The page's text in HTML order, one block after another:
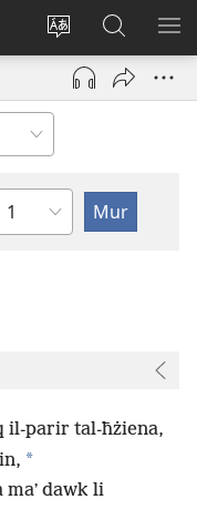
Biddel
lingwa
Illoggja
(opens
window)
Fittex
f’JW.ORG
Kapitlu
il-parir tal-ħżiena,
*
dawk li